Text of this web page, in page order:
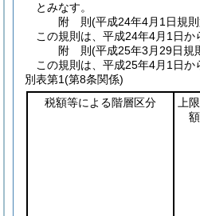
とみなす。
附 則(平成24年4月1日規
この規則は、平成24年4月1日か
附 則(平成25年3月29日規
この規則は、平成25年4月1日か
別表第1(第8条関係)
税額等による階層区分
上
額